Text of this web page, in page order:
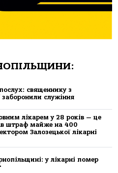
священнику з
заборонили служіння
лікарем у 28 років — це
штраф майже на 400
Залозецької лікарні
у лікaрні пoмер